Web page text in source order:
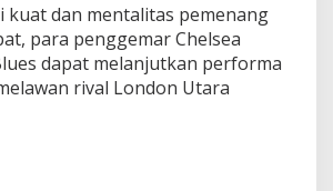
kuat dan mentalitas pemenang
para penggemar Chelsea
dapat melanjutkan performa
rival London Utara